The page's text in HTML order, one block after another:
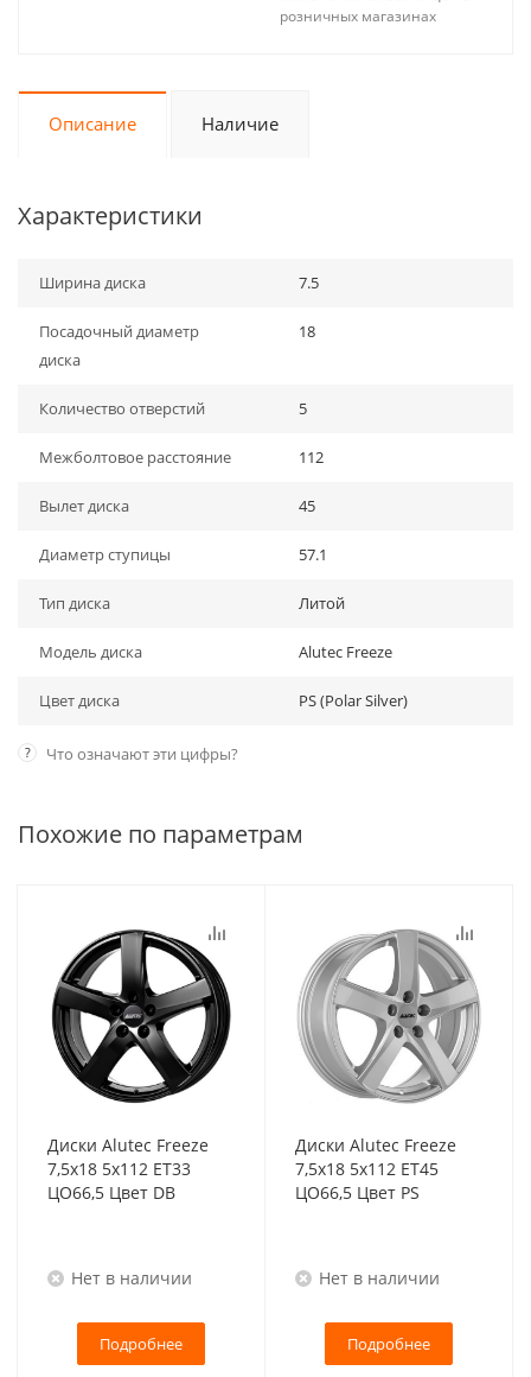
розничных магазинах
Описание Наличие
Характеристики
Ширина диска 7.5
Посадочный диаметр
диска
18
Количество отверстий 5
Межболтовое расстояние 112
Вылет диска 45
Диаметр ступицы 57.1
Тип диска Литой
Модель диска Alutec Freeze
Цвет диска PS (Polar Silver)
? Что означают эти цифры?
Похожие по параметрам
Диски Alutec Freeze
7,5x18 5x112 ET33
ЦО66,5 Цвет DB
Нет в наличии
Подробнее
Диски Alutec Freeze
7,5x18 5x112 ET45
ЦО66,5 Цвет PS
Нет в наличии
Подробнее